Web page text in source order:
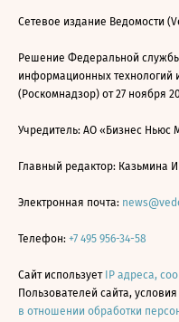
Сетевое издание Ведомости
Решение Федеральной
информационных технологий
(Роскомнадзор) от 27 ноября
Учредитель: АО «Бизнес Ньюс
Главный редактор: Казьмина
Электронная почта:
Телефон: +7 495 956-34-58
Сайт использует IP адреса,
Пользователей сайта,
в отношении обработки